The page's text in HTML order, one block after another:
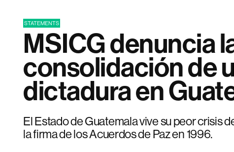
STATEMENTS
MSICG denuncia
consolidación de
dictadura en
El Estado de Guatemala vive su peor crisis
la firma de los Acuerdos de Paz en 1996.